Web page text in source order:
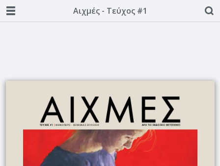
Αιχμές - Τεύχος #1